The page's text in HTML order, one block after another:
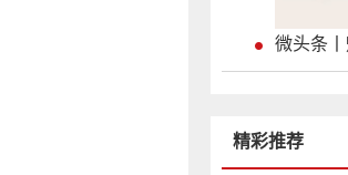
微头条
精彩推荐